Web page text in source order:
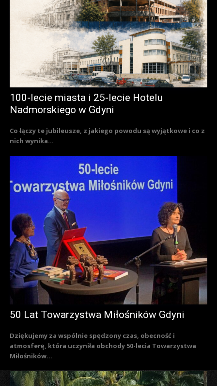
100-lecie miasta i 25-lecie Hotelu
Nadmorskiego w Gdyni
Co łączy te jubileusze, z jakiego powodu są wyjątkowe i co z
nich wynika...
50 Lat Towarzystwa Miłośników Gdyni
Dziękujemy za wspólnie spędzony czas, obecność i
atmosferę, która uczyniła obchody 50-lecia Towarzystwa
Miłośników...